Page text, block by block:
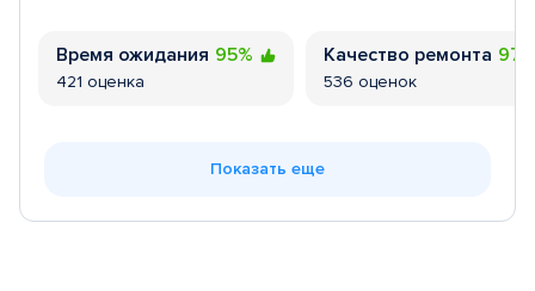
Время ожидания 95%
421 оценка
Качество ремонта
536 оценок
Показать еще